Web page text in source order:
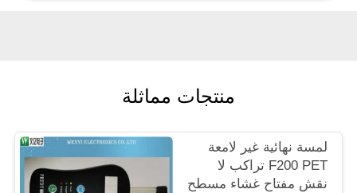
POLICY
منتجات مماثلة
لمسة نهائية غير لامعة
F200 PET تراكب لا
نقش مفتاح غشاء مسطح